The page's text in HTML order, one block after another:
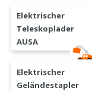
Elektrischer
Teleskoplader
AUSA
Elektrischer
Geländestapler